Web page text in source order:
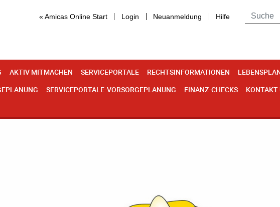
« Amicas Online Start Login Neuanmeldung Hilfe
AKTIV MITMACHEN SERVICEPORTALE RECHTSINFORMATIONEN
SERVICEPORTALE-VORSORGEPLANUNG FINANZ-CHECKS KONTAKT